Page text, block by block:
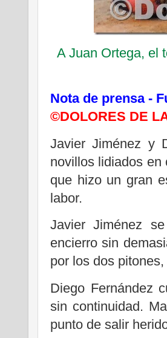
A Juan Ortega, el
Nota de prensa -
©DOLORES DE
Javier Jiménez y
novillos lidiados en
que hizo un gran
labor.
Javier Jiménez
encierro sin
por los dos
Diego Fernández
sin continuidad.
punto de salir